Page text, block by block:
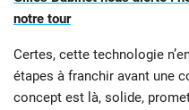
notre tour
Certes, cette technologie
étapes à franchir avant une
concept est là, solide,